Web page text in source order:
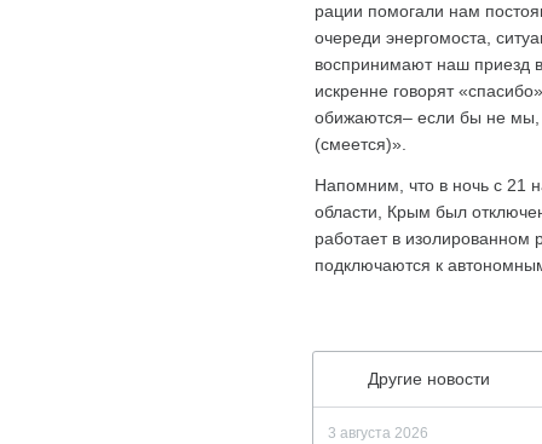
рации помогали нам
очереди энергомоста,
воспринимают наш приезд
искренне говорят
обижаются– если бы не мы,
(смеется)».
Напомним, что в ночь с 21
области, Крым был
работает в
подключаются к
Другие новости
3 августа 2026